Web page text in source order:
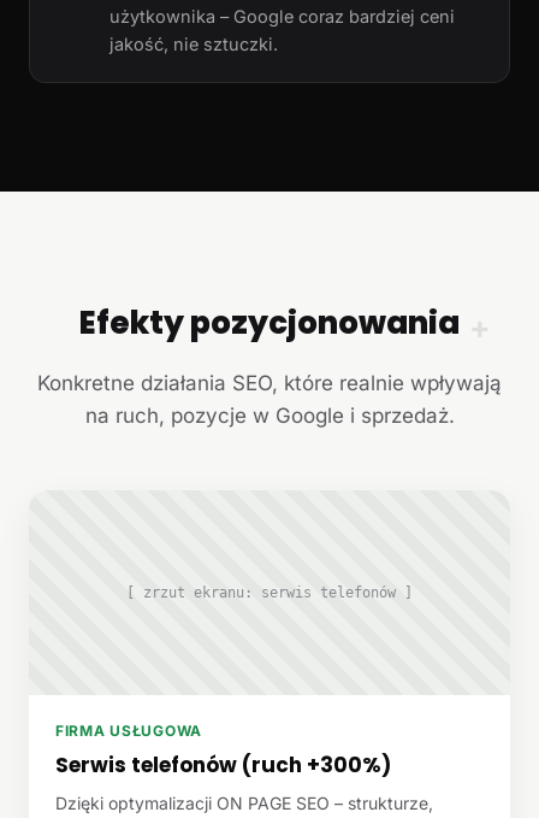
użytkownika – Google coraz bardziej ceni
jakość, nie sztuczki.
+
Efekty pozycjonowania
Konkretne działania SEO, które realnie wpływają
na ruch, pozycje w Google i sprzedaż.
[ zrzut ekranu: serwis telefonów ]
FIRMA USŁUGOWA
Serwis telefonów (ruch +300%)
Dzięki optymalizacji ON PAGE SEO – strukturze,